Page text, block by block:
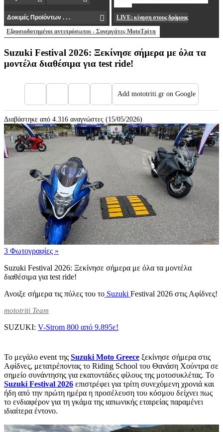
LIVE: κίνηση στους δρόμους
Εξουσιοδοτημένοι αντιπρόσωποι - Συνεργάτες MotoΤρίτη
Suzuki Festival 2026: Ξεκίνησε σήμερα με όλα τα
μοντέλα διαθέσιμα για test ride!
Add mototriti.gr on Google
Διαβάστηκε από 4.316 αναγνώστες (15/05/2026)
3 Φωτογραφίες »
Suzuki Festival 2026: Ξεκίνησε σήμερα με όλα τα μοντέλα
διαθέσιμα για test ride!
Ανοιξε σήμερα τις πύλες του το Suzuki Festival 2026 στις Αφίδνες!
mototriti Team
SUZUKI: V-Strom 800 από 9.895ε!
Το μεγάλο event της Suzuki Moto Greece ξεκίνησε σήμερα στις
Αφίδνες, μετατρέποντας το Riding School του Θανάση Χούντρα σε
σημείο συνάντησης για εκατοντάδες φίλους της μοτοσυκλέτας. Το
Suzuki Festival 2026 επιστρέφει για τρίτη συνεχόμενη χρονιά και
ήδη από την πρώτη ημέρα η προσέλευση του κόσμου δείχνει πως
το ενδιαφέρον για τη γκάμα της ιαπωνικής εταιρείας παραμένει
ιδιαίτερα έντονο.